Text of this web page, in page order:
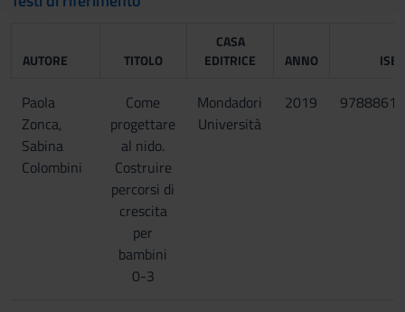
AUTORE TITOLO
CASA
EDITRICE
ANNO
Paola
Zonca,
Sabina
Colombini
Come
progettare
al nido.
Costruire
percorsi di
crescita
per
bambini
0-3
Mondadori
Università
2019